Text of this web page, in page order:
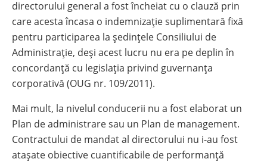
directorului general a fost încheiat cu o clauză prin
care acesta încasa o indemnizație suplimentară fixă
pentru participarea la ședințele Consiliului de
Administrație, deși acest lucru nu era pe deplin în
concordanță cu legislația privind guvernanța
corporativă (OUG nr. 109/2011).
Mai mult, la nivelul conducerii nu a fost elaborat un
Plan de administrare sau un Plan de management.
Contractului de mandat al directorului nu i-au fost
atașate obiective cuantificabile de performanță